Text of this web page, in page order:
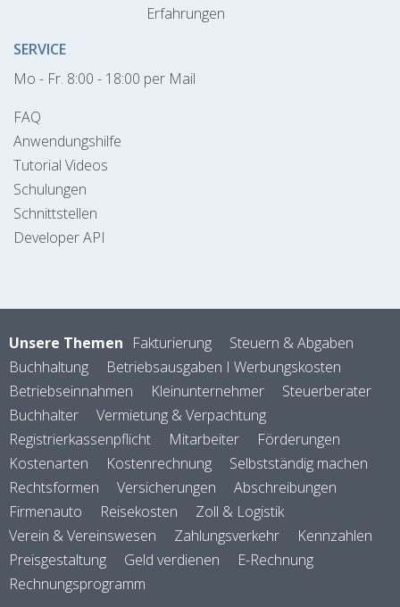
Erfahrungen
SERVICE
Mo - Fr. 8:00 - 18:00 per Mail
FAQ
Anwendungshilfe
Tutorial Videos
Schulungen
Schnittstellen
Developer API
Unsere Themen Fakturierung
Steuern & Abgaben
Buchhaltung
Betriebsausgaben I Werbungskosten
Betriebseinnahmen
Kleinunternehmer
Steuerberater
Buchhalter
Vermietung & Verpachtung
Registrierkassenpflicht
Mitarbeiter
Förderungen
Kostenarten
Kostenrechnung
Selbstständig machen
Rechtsformen
Versicherungen
Abschreibungen
Firmenauto
Reisekosten
Zoll & Logistik
Verein & Vereinswesen
Zahlungsverkehr
Kennzahlen
Preisgestaltung
Geld verdienen
E-Rechnung
Rechnungsprogramm